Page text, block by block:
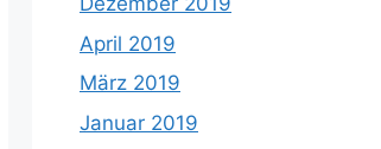
April 2019
März 2019
Januar 2019